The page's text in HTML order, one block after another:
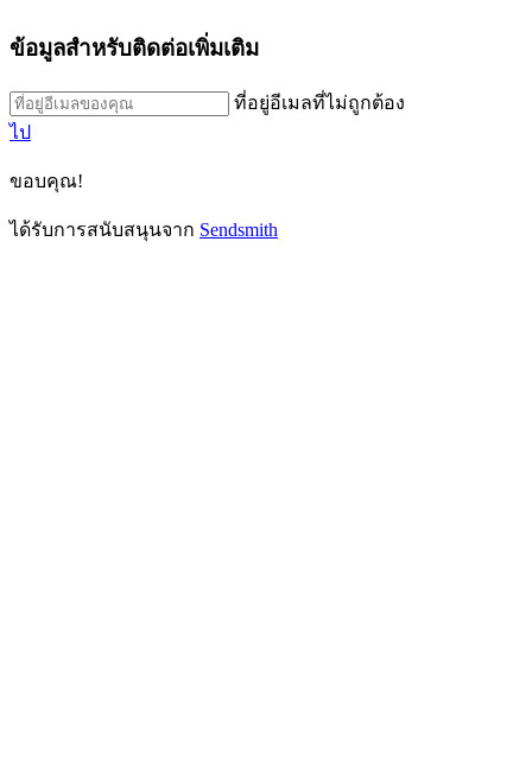
ข้อมูลสำหรับติดต่อเพิ่มเติม
ที่อยู่อีเมลที่ไม่ถูกต้อง
ไป
ขอบคุณ!
ได้รับการสนับสนุนจาก Sendsmith